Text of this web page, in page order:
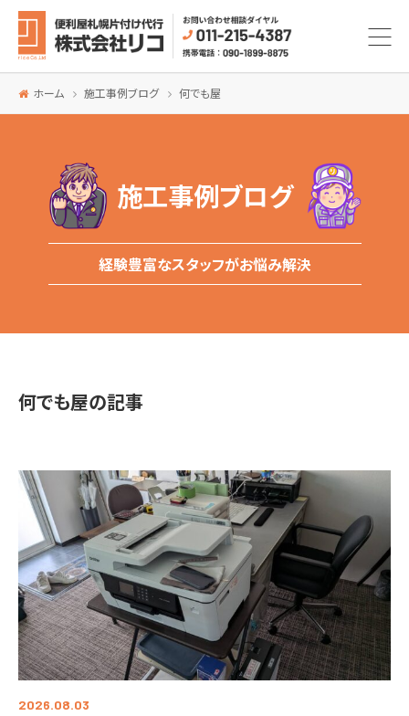
ホーム 施工事例ブログ 何でも屋
施工事例ブログ
経験豊富なスタッフがお悩み解決
何でも屋の記事
2026.08.03